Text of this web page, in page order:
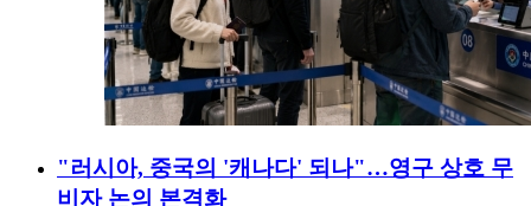
"러시아, 중국의 '캐나다' 되나"…영구 상호 무
비자 논의 본격화